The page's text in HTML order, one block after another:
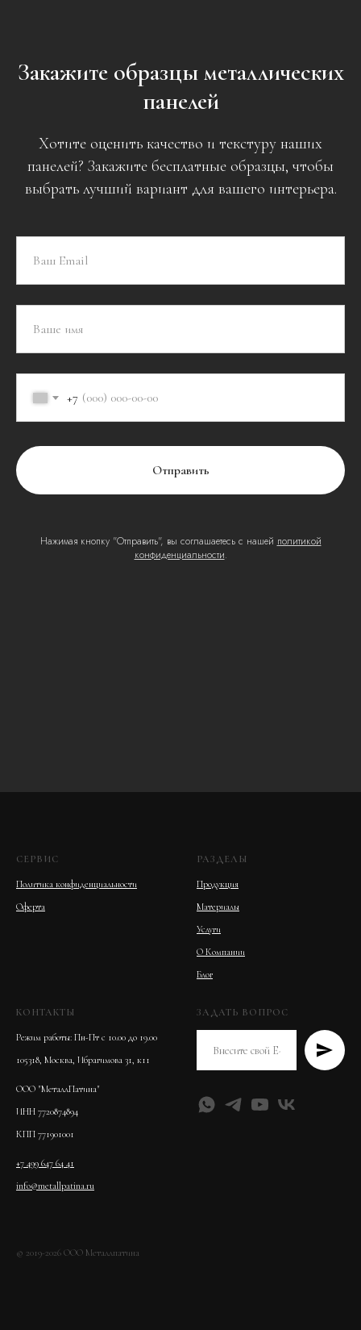
Закажите образцы металлических
панелей
Хотите оценить качество и текстуру наших
панелей? Закажите бесплатные образцы, чтобы
выбрать лучший вариант для вашего интерьера.
+7
Отправить
Нажимая кнопку "Отправить", вы соглашаетесь с нашей политикой
конфиденциальности.
СЕРВИС
Политика конфиденциальности
Оферта
РАЗДЕЛЫ
Продукция
Материалы
Услуги
О Компании
Блог
КОНТАКТЫ
Режим работы: Пн-Пт с 10.00 до 19.00
105318, Москва, Ибрагимова 31, к11
ООО "МеталлПатина"
ИНН 7720874894
КПП 771901001
+7 499 647 64 41
info@metallpatina.ru
ЗАДАТЬ ВОПРОС
© 2019-2026 ООО Металлпатина